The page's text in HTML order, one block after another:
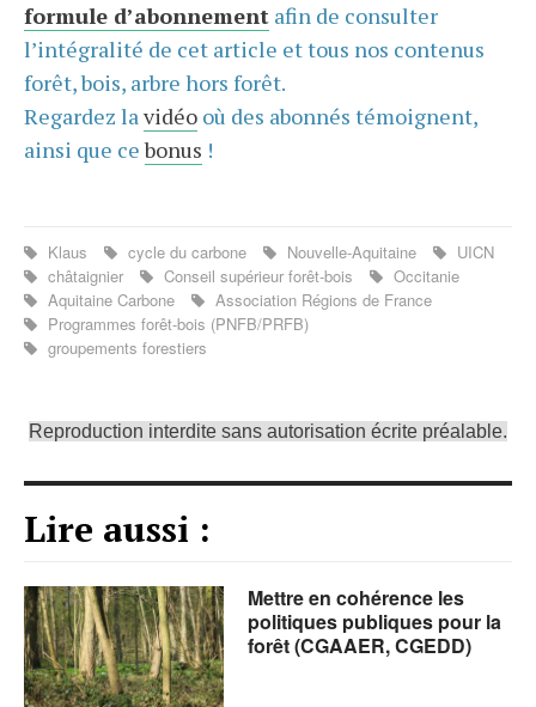
formule d’abonnement afin de consulter
l’intégralité de cet article et tous nos contenus
forêt, bois, arbre hors forêt.
Regardez lavidéo où des abonnés témoignent,
ainsi que cebonus !
Klaus cycle du carbone Nouvelle-Aquitaine
UICN
châtaignier
Conseil supérieur forêt-bois
Occitanie
Aquitaine Carbone
Association Régions de France
Programmes forêt-bois (PNFB/PRFB)
groupements forestiers
Reproduction interdite sans autorisation écrite préalable.
Lire aussi :
Mettre en cohérence les
politiques publiques pour la
forêt (CGAAER, CGEDD)